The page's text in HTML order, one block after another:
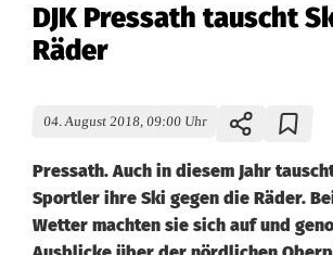
DJK Pressath tauscht
Räder
04. August 2018, 09:00 Uhr
Pressath. Auch in diesem Jahr
Sportler ihre Ski gegen die Räder.
Wetter machten sie sich auf und